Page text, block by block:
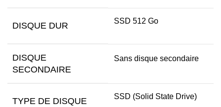
DISQUE DUR SSD 512 Go
DISQUE
SECONDAIRE
Sans disque secondaire
TYPE DE DISQUE SSD (Solid State Drive)